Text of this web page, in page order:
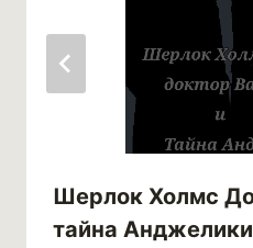
Шерлок Холмс
тайна